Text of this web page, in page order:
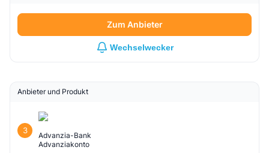
Zum Anbieter
Wechselwecker
Anbieter und Produkt
3
Advanzia-Bank
Advanziakonto